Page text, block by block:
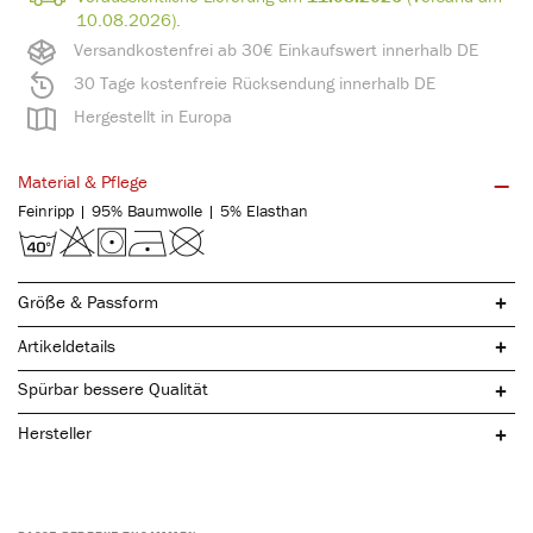
Versandkostenfrei ab 30€ Einkaufswert innerhalb DE
30 Tage kostenfreie Rücksendung innerhalb DE
Hergestellt in Europa
10.08.2026).
Material & Pflege
Feinripp | 95% Baumwolle | 5% Elasthan
Größe & Passform
Artikeldetails
Spürbar bessere Qualität
Hersteller